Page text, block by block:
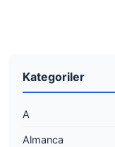
Kategoriler
A
Almanca